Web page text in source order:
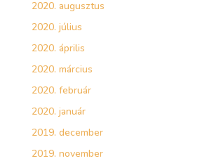
2020. augusztus
2020. július
2020. április
2020. március
2020. február
2020. január
2019. december
2019. november